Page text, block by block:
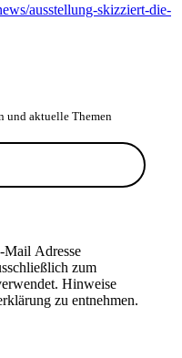
ausstellung-skizziert-die-
und aktuelle Themen
Mail Adresse
zum
Hinweise
zu entnehmen.